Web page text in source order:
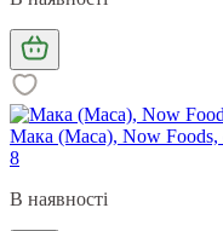
Мака (Maca), Now Foods,
8
В наявності